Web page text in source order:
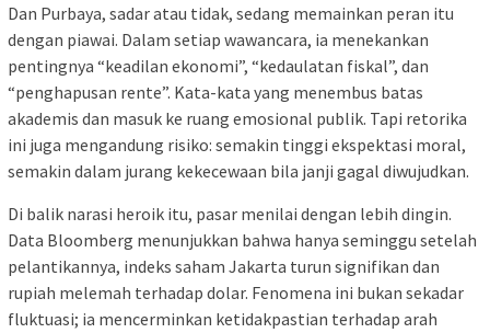
Dan Purbaya, sadar atau tidak, sedang memainkan peran itu
dengan piawai. Dalam setiap wawancara, ia menekankan
pentingnya “keadilan ekonomi”, “kedaulatan fiskal”, dan
“penghapusan rente”. Kata-kata yang menembus batas
akademis dan masuk ke ruang emosional publik. Tapi retorika
ini juga mengandung risiko: semakin tinggi ekspektasi moral,
semakin dalam jurang kekecewaan bila janji gagal diwujudkan.
Di balik narasi heroik itu, pasar menilai dengan lebih dingin.
Data Bloomberg menunjukkan bahwa hanya seminggu setelah
pelantikannya, indeks saham Jakarta turun signifikan dan
rupiah melemah terhadap dolar. Fenomena ini bukan sekadar
fluktuasi; ia mencerminkan ketidakpastian terhadap arah